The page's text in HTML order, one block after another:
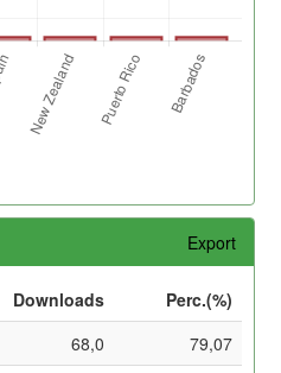
Export
Downloads
Perc.(%)
68,0
79,07